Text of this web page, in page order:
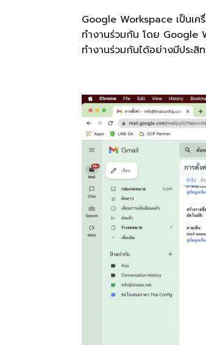
Google Workspace เป็นเค
ทำงานร่วมกัน โดย Google
ทำงานร่วมกันได้อย่างมีประสิ